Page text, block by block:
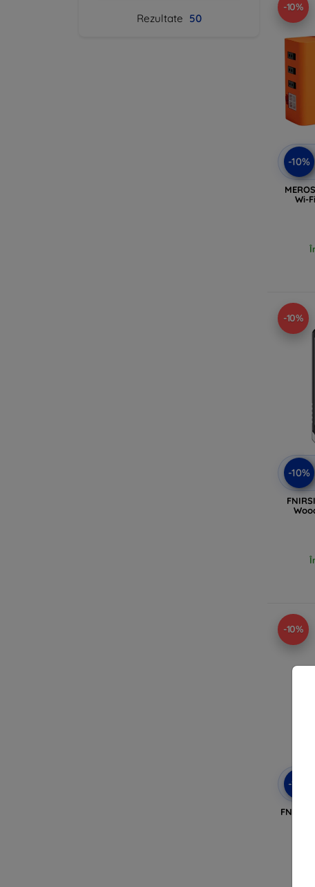
Rezultate 50
-10%
-10%
Wi-
-10%
-10%
-10%
-10%
FNIRSI